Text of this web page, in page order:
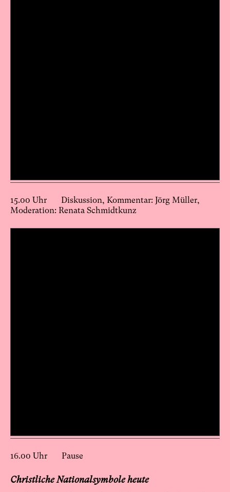
15.00 Uhr Diskussion, Kommentar: Jörg Müller,
Moderation: Renata Schmidtkunz
16.00 Uhr Pause
Christliche Nationalsymbole heute